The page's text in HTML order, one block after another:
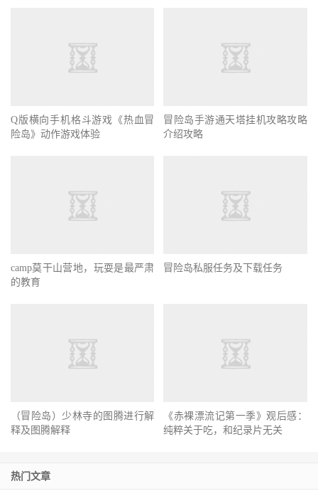
Q版横向手机格斗游戏《热血冒
险岛》动作游戏体验
冒险岛手游通天塔挂机攻略攻略
介绍攻略
camp莫干山营地，玩耍是最严肃
的教育
冒险岛私服任务及下载任务
（冒险岛）少林寺的图腾进行解
释及图腾解释
《赤裸漂流记第一季》观后感：
纯粹关于吃，和纪录片无关
热门文章